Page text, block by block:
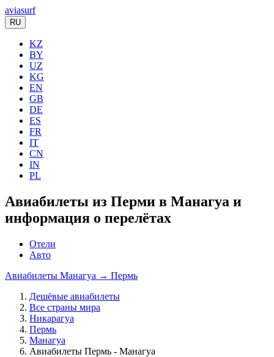
aviasurf
RU
KZ
BY
UZ
KG
EN
GB
DE
ES
FR
IT
CN
IN
PL
Авиабилеты из Перми в Манагуа и
информация о перелётах
Отели
Авто
Авиабилеты Манагуа → Пермь
Дешёвые авиабилеты
Все страны мира
Никарагуа
Пермь
Манагуа
Авиабилеты Пермь - Манагуа